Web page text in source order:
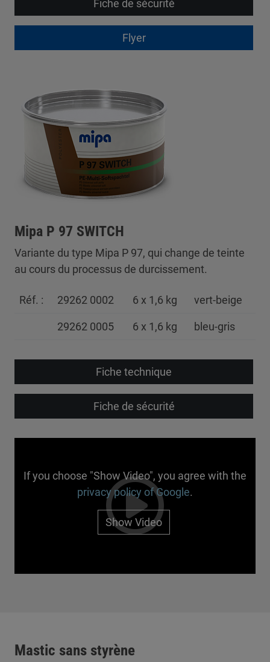
Fiche de sécurité
Flyer
Mipa P 97 SWITCH
Variante du type Mipa P 97, qui change de teinte
au cours du processus de durcissement.
Réf. : 29262 0002 6 x 1,6 kg vert-beige
29262 0005 6 x 1,6 kg bleu-gris
Fiche technique
Fiche de sécurité
If you choose "Show Video", you agree with the
privacy policy of Google.
Show Video
Mastic sans styrène